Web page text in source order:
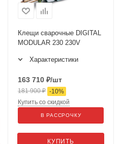
Клещи сварочные DIGITAL
MODULAR 230 230V
Характеристики
163 710 ₽/шт
181 900₽ -10%
КУПИТЬ
Купить со скидкой
В РАССРОЧКУ